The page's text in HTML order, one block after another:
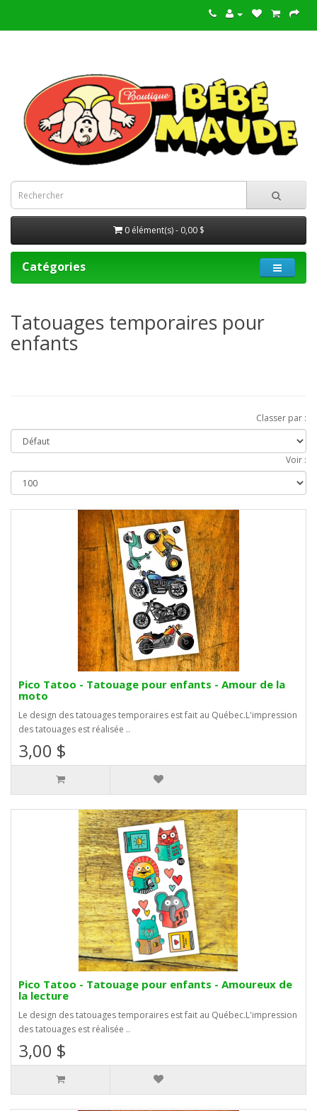
0 élément(s) - 0,00 $
Catégories
Tatouages temporaires pour
enfants
Classer par :
Voir :
Pico Tatoo - Tatouage pour enfants - Amour de la
moto
Le design des tatouages temporaires est fait au Québec.L'impression
des tatouages est réalisée ..
3,00 $
Pico Tatoo - Tatouage pour enfants - Amoureux de
la lecture
Le design des tatouages temporaires est fait au Québec.L'impression
des tatouages est réalisée ..
3,00 $